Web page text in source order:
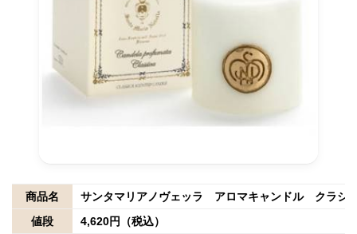
商品名
サンタマリアノヴェッラ アロマキャンドル クラシ
値段
4,620円（税込）